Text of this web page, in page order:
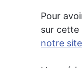
Pour
sur
notre site